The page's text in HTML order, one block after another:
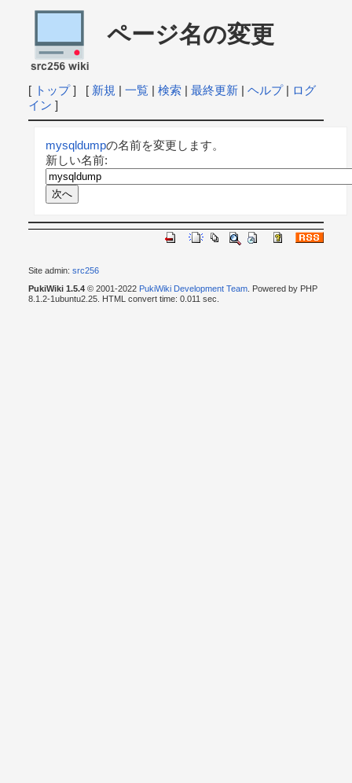
ページ名の変更
[ トップ] [ 新規 | 一覧| 検索| 最終更新| ヘルプ| ログ
イン ]
mysqldumpの名前を変更します。
新しい名前:
Site admin: src256
PukiWiki 1.5.4© 2001-2022 PukiWiki Development Team. Powered by PHP
8.1.2-1ubuntu2.25. HTML convert time: 0.011 sec.